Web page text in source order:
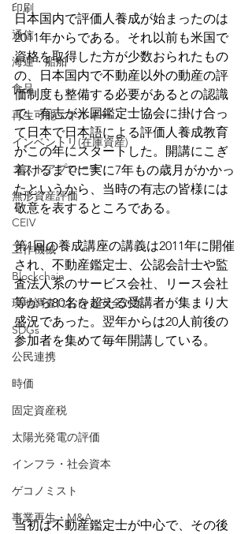
印刷
通信
海運・船舶
食品
再生可能エネルギー
インベントリ(在庫資産)
コストアプローチ
無形資産評価
CEIV
工作機械
Blockchain
現地調査における安全対策
SDGs
公民連携
時価
固定資産税
太陽光発電の評価
インフラ・社会資本
ゲコノミスト
事業再生・M&A
日本国内で評価人養成が始まったのは
2011年からである。それ以前も米国で
資格を取得した方が少数おられたもの
の、日本国内で不動産以外の動産の評
価制度も整備する必要があるとの認識
で、有志が米国鑑定士協会に掛け合っ
て日本で日本語による評価人養成教育
がこの年にスタートした。開講にこぎ
着けるまでに実に7年もの歳月がかかっ
たというから、当時の有志の皆様には
敬意を表するところである。
第1回の養成講座の講義は2011年に開催
され、不動産鑑定士、公認会計士や監
査法人系のサービス会社、リース会社
等から80名を超える受講者が集まり大
盛況であった。翌年からは20人前後の
参加者を集めて毎年開講している。
当初は不動産鑑定士が中心で、その後